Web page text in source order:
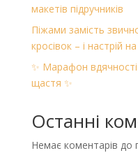
макетів підручників
Піжами замість
кросівок – і настрій
✨ Марафон
щастя ✨
Останні
Немає коментарів до